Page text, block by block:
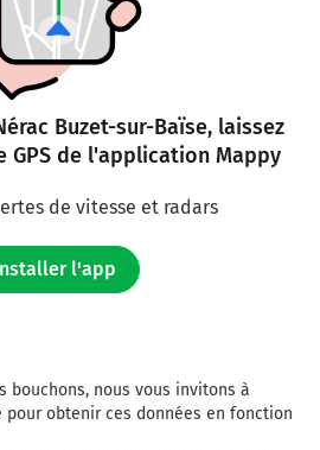
Buzet-sur-Baïse, laissez
GPS de l'application Mappy
de vitesse et radars
l'app
bouchons, nous vous invitons à
obtenir ces données en fonction